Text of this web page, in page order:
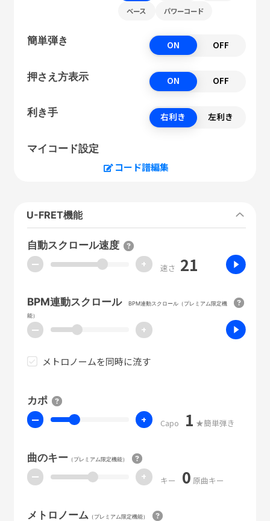
ベース パワーコード
簡単弾き ON OFF
押さえ方表示 ON OFF
利き手 右利き 左利き
マイコード設定
コード譜編集
U-FRET機能
自動スクロール速度
ー + 速さ 21
BPM連動スクロール
BPM連動スクロール（プレミアム限定機
能）
ー +
メトロノームを同時に流す
カポ
ー + Capo 1 ★簡単弾き
曲のキー（プレミアム限定機能）
ー + キー 0 原曲キー
メトロノーム （プレミアム限定機能）